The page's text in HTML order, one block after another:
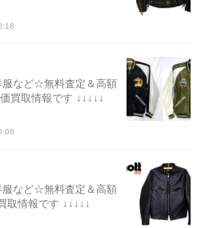
服など☆無料査定＆高額
買取情報です ↓↓↓↓↓
服など☆無料査定＆高額
取情報です ↓↓↓↓↓